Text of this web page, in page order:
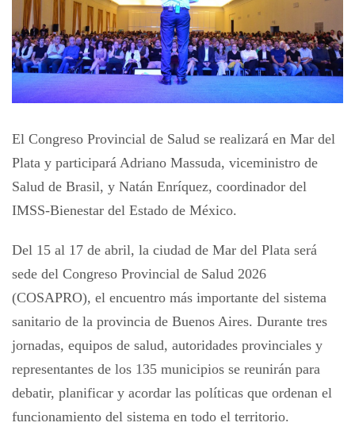
El Congreso Provincial de Salud se realizará en Mar del
Plata y participará Adriano Massuda, viceministro de
Salud de Brasil, y Natán Enríquez, coordinador del
IMSS-Bienestar del Estado de México.
Del 15 al 17 de abril, la ciudad de Mar del Plata será
sede del Congreso Provincial de Salud 2026
(COSAPRO), el encuentro más importante del sistema
sanitario de la provincia de Buenos Aires. Durante tres
jornadas, equipos de salud, autoridades provinciales y
representantes de los 135 municipios se reunirán para
debatir, planificar y acordar las políticas que ordenan el
funcionamiento del sistema en todo el territorio.